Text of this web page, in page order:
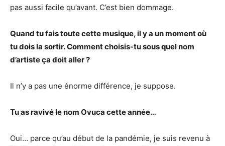
pas aussi facile qu’avant. C’est bien dommage.
Quand tu fais toute cette musique, il y a un moment où
tu dois la sortir. Comment choisis-tu sous quel nom
d’artiste ça doit aller ?
Il n’y a pas une énorme différence, je suppose.
Tu as ravivé le nom Ovuca cette année…
Oui… parce qu’au début de la pandémie, je suis revenu à